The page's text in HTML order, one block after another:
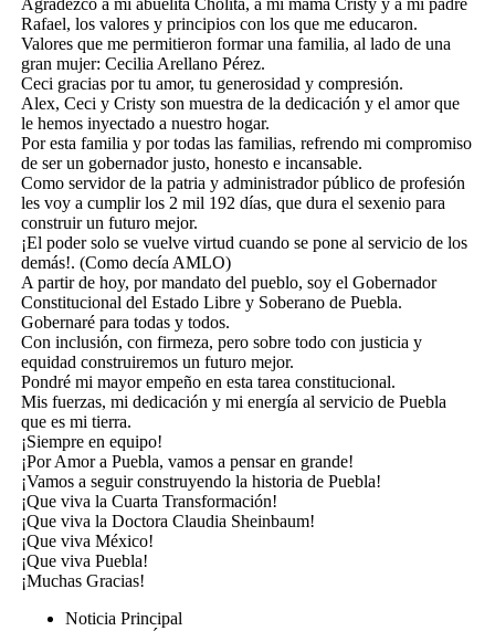
Agradezco a mi abuelita Cholita, a mi mamá Cristy y a mi padre
Rafael, los valores y principios con los que me educaron.
Valores que me permitieron formar una familia, al lado de una
gran mujer: Cecilia Arellano Pérez.
Ceci gracias por tu amor, tu generosidad y compresión.
Alex, Ceci y Cristy son muestra de la dedicación y el amor que
le hemos inyectado a nuestro hogar.
Por esta familia y por todas las familias, refrendo mi compromiso
de ser un gobernador justo, honesto e incansable.
Como servidor de la patria y administrador público de profesión
les voy a cumplir los 2 mil 192 días, que dura el sexenio para
construir un futuro mejor.
¡El poder solo se vuelve virtud cuando se pone al servicio de los
demás!. (Como decía AMLO)
A partir de hoy, por mandato del pueblo, soy el Gobernador
Constitucional del Estado Libre y Soberano de Puebla.
Gobernaré para todas y todos.
Con inclusión, con firmeza, pero sobre todo con justicia y
equidad construiremos un futuro mejor.
Pondré mi mayor empeño en esta tarea constitucional.
Mis fuerzas, mi dedicación y mi energía al servicio de Puebla
que es mi tierra.
¡Siempre en equipo!
¡Por Amor a Puebla, vamos a pensar en grande!
¡Vamos a seguir construyendo la historia de Puebla!
¡Que viva la Cuarta Transformación!
¡Que viva la Doctora Claudia Sheinbaum!
¡Que viva México!
¡Que viva Puebla!
¡Muchas Gracias!
Noticia Principal